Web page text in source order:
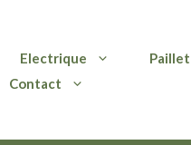
Electrique
Contact